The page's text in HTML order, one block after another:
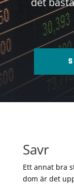
Savr
Ett annat bra
dom är det